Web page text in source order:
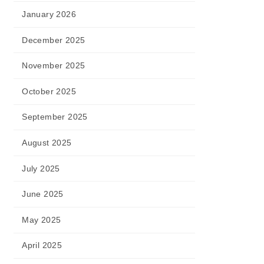
January 2026
December 2025
November 2025
October 2025
September 2025
August 2025
July 2025
June 2025
May 2025
April 2025